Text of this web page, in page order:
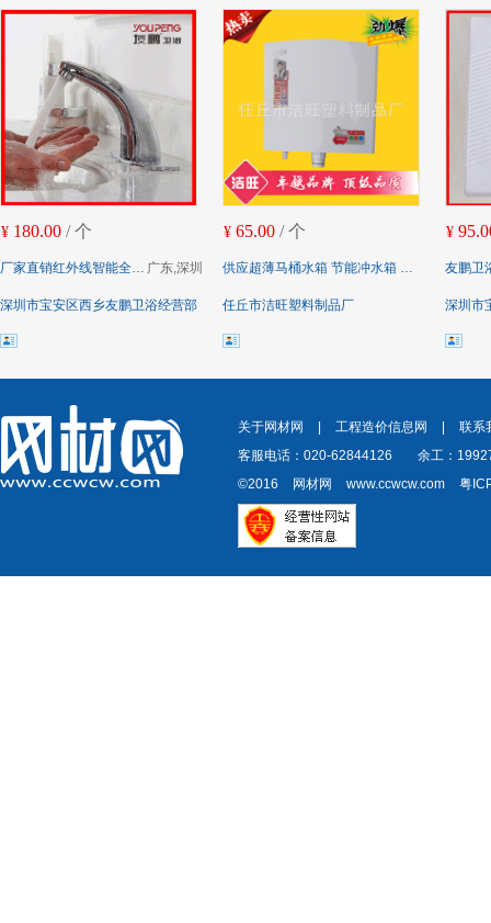
¥ 180.00 / 个
广东,深圳
厂家直销红外线智能全自动感应水龙头 单冷感应面盆水龙头
深圳市宝安区西乡友鹏卫浴经营部
¥ 65.00 / 个
供应超薄马桶水箱 节能冲水箱 座便器水箱 节能冲水箱 款式多样
任丘市洁旺塑料制品厂
¥
友鹏卫浴陶瓷蹲便器
深圳市
关于网材网 工程造价信息网
联系
客服电话：020-62844126
余工：
©2016
网材网 www.ccwcw.com 粤